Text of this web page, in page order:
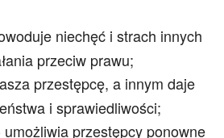
niechęć i strach innych
przeciw prawu;
przestępcę, a innym daje
i sprawiedliwości;
umożliwia przestępcy ponowne